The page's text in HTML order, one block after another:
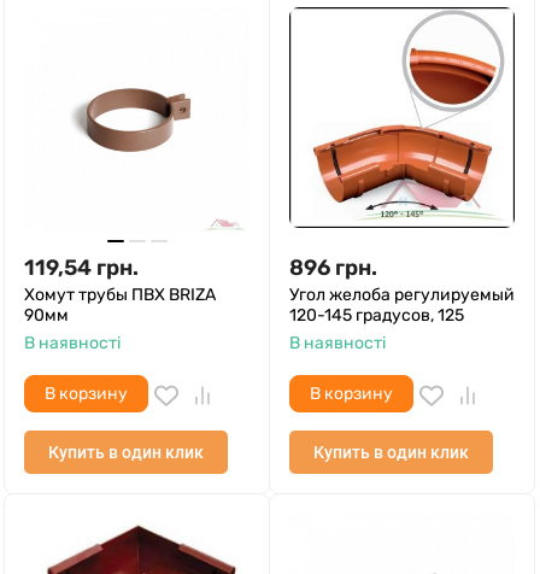
119,54 грн.
Хомут трубы ПВХ BRIZA
90мм
В наявності
В корзину
Купить в один клик
896 грн.
Угол желоба регулируемый
120-145 градусов, 125
В наявності
В корзину
Купить в один клик